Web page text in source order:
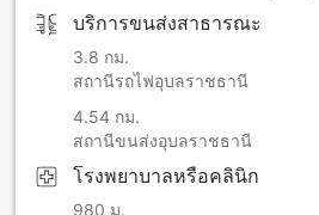
บริการขนส่งสาธารณะ
3.8 กม.
สถานีรถไฟอุบลราชธานี
4.54 กม.
สถานีขนส่งอุบลราชธานี
โรงพยาบาลหรือคลินิก
980 ม.